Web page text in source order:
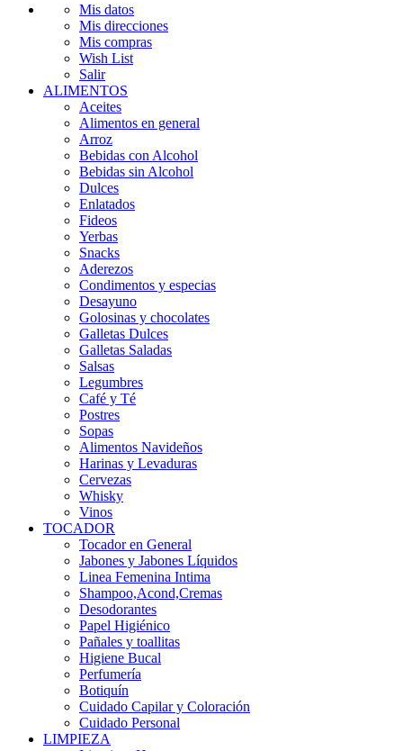
Mis datos
Mis direcciones
Mis compras
Wish List
Salir
ALIMENTOS
Aceites
Alimentos en general
Arroz
Bebidas con Alcohol
Bebidas sin Alcohol
Dulces
Enlatados
Fideos
Yerbas
Snacks
Aderezos
Condimentos y especias
Desayuno
Golosinas y chocolates
Galletas Dulces
Galletas Saladas
Salsas
Legumbres
Café y Té
Postres
Sopas
Alimentos Navideños
Harinas y Levaduras
Cervezas
Whisky
Vinos
TOCADOR
Tocador en General
Jabones y Jabones Líquidos
Linea Femenina Intima
Shampoo,Acond,Cremas
Desodorantes
Papel Higiénico
Pañales y toallitas
Higiene Bucal
Perfumería
Botiquín
Cuidado Capilar y Coloración
Cuidado Personal
LIMPIEZA